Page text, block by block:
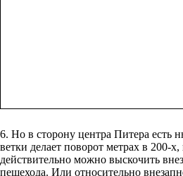
6. Но в сторону центра Питера есть
ветки делает поворот метрах в 200-
действительно можно выскочить
пешехода. Или относительно